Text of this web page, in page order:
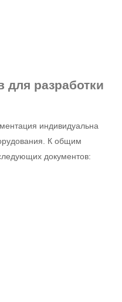
для разработки
индивидуальна
К общим
документов: